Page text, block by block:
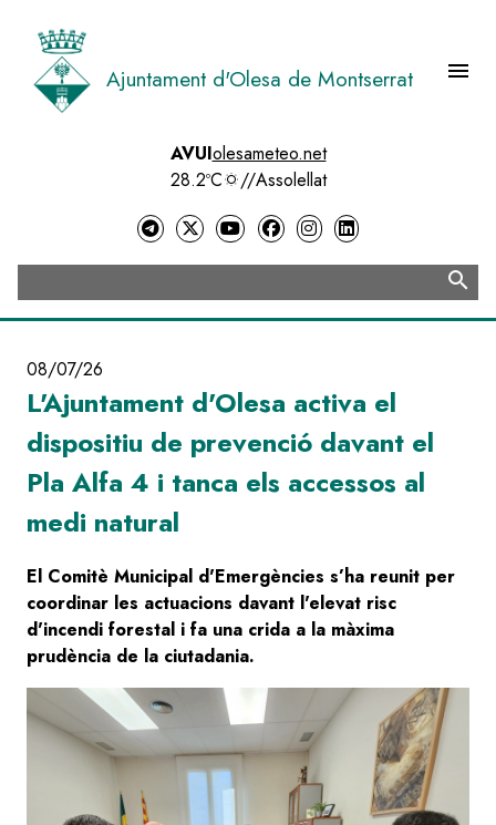
contingut
Ajuntament d'Olesa de Montserrat menu
AVUIolesameteo.net
28.2ºC
//Assolellat
search
08/07/26
L'Ajuntament d'Olesa activa el
dispositiu de prevenció davant el
Pla Alfa 4 i tanca els accessos al
medi natural
El Comitè Municipal d'Emergències s’ha reunit per
coordinar les actuacions davant l'elevat risc
d'incendi forestal i fa una crida a la màxima
prudència de la ciutadania.